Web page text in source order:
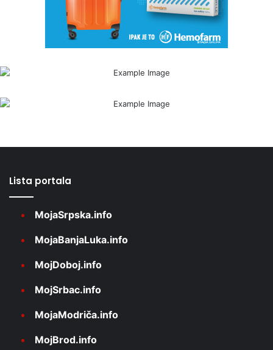
Lista portala
MojaSrpska.info
MojaBanjaLuka.info
MojDoboj.info
MojSrbac.info
MojaModriča.info
MojBrod.info